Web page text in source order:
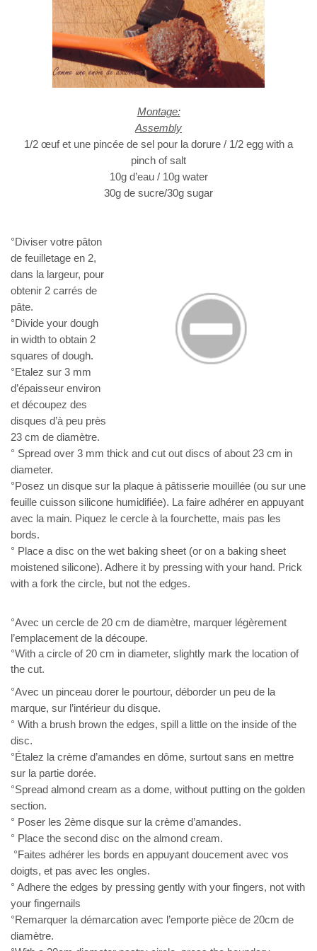
Montage:
Assembly
1/2 œuf et une pincée de sel pour la dorure / 1/2 egg with a
pinch of salt
10g d’eau / 10g water
30g de sucre/30g sugar
°Diviser votre pâton
de feuilletage en 2,
dans la largeur, pour
obtenir 2 carrés de
pâte.
°Divide your dough
in width to obtain 2
squares of dough.
°Etalez sur 3 mm
d’épaisseur environ
et découpez des
disques d’à peu près
23 cm de diamètre.
° Spread over 3 mm thick and cut out discs of about 23 cm in
diameter.
°Posez un disque sur la plaque à pâtisserie mouillée (ou sur une
feuille cuisson silicone humidifiée). La faire adhérer en appuyant
avec la main. Piquez le cercle à la fourchette, mais pas les
bords.
° Place a disc on the wet baking sheet (or on a baking sheet
moistened silicone). Adhere it by pressing with your hand. Prick
with a fork the circle, but not the edges.
°Avec un cercle de 20 cm de diamètre, marquer légèrement
l’emplacement de la découpe.
°With a circle of 20 cm in diameter, slightly mark the location of
the cut.
°Avec un pinceau dorer le pourtour, déborder un peu de la
marque, sur l’intérieur du disque.
° With a brush brown the edges, spill a little on the inside of the
disc.
°Étalez la crème d’amandes en dôme, surtout sans en mettre
sur la partie dorée.
°Spread almond cream as a dome, without putting on the golden
section.
° Poser les 2ème disque sur la crème d’amandes.
° Place the second disc on the almond cream.
°Faites adhérer les bords en appuyant doucement avec vos
doigts, et pas avec les ongles.
° Adhere the edges by pressing gently with your fingers, not with
your fingernails
°Remarquer la démarcation avec l’emporte pièce de 20cm de
diamètre.